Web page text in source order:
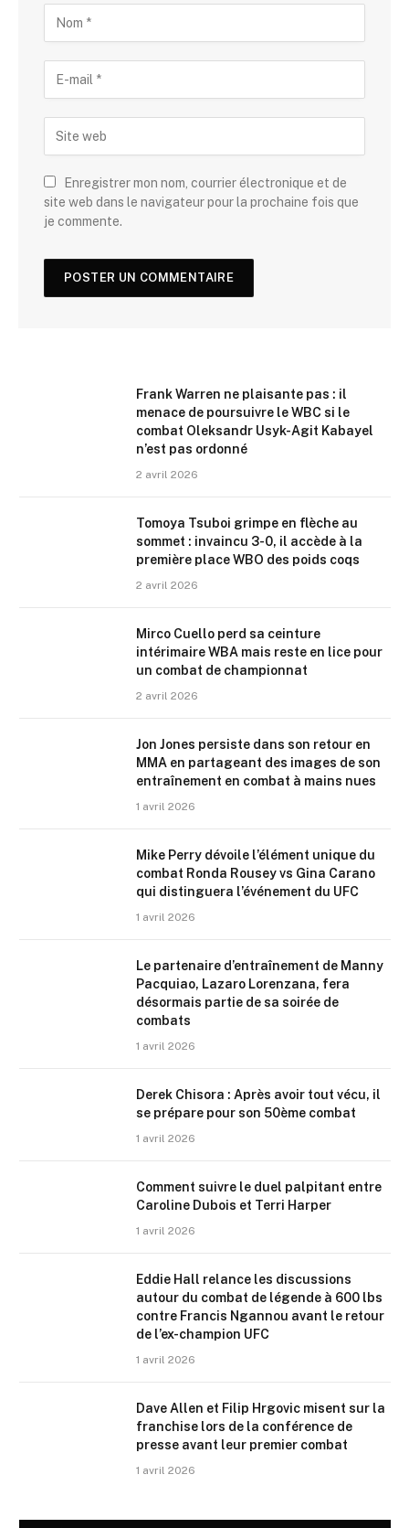
Enregistrer mon nom, courrier électronique et de
site web dans le navigateur pour la prochaine fois que
je commente.
Frank Warren ne plaisante pas : il
menace de poursuivre le WBC si le
combat Oleksandr Usyk-Agit Kabayel
n’est pas ordonné
2 avril 2026
Tomoya Tsuboi grimpe en flèche au
sommet : invaincu 3-0, il accède à la
première place WBO des poids coqs
2 avril 2026
Mirco Cuello perd sa ceinture
intérimaire WBA mais reste en lice pour
un combat de championnat
2 avril 2026
Jon Jones persiste dans son retour en
MMA en partageant des images de son
entraînement en combat à mains nues
1 avril 2026
Mike Perry dévoile l’élément unique du
combat Ronda Rousey vs Gina Carano
qui distinguera l’événement du UFC
1 avril 2026
Le partenaire d’entraînement de Manny
Pacquiao, Lazaro Lorenzana, fera
désormais partie de sa soirée de
combats
1 avril 2026
Derek Chisora : Après avoir tout vécu, il
se prépare pour son 50ème combat
1 avril 2026
Comment suivre le duel palpitant entre
Caroline Dubois et Terri Harper
1 avril 2026
Eddie Hall relance les discussions
autour du combat de légende à 600 lbs
contre Francis Ngannou avant le retour
de l’ex-champion UFC
1 avril 2026
Dave Allen et Filip Hrgovic misent sur la
franchise lors de la conférence de
presse avant leur premier combat
1 avril 2026